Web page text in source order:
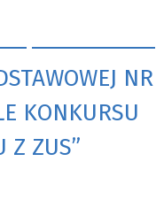
NR
KONKURSU
Z ZUS”